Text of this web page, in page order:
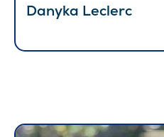
Danyka Leclerc